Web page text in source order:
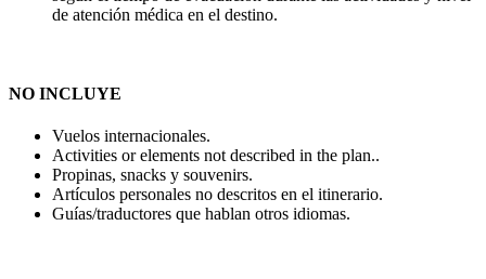
de atención médica en el destino.
NO INCLUYE
Vuelos internacionales.
Activities or elements not described in the plan..
Propinas, snacks y souvenirs.
Artículos personales no descritos en el itinerario.
Guías/traductores que hablan otros idiomas.